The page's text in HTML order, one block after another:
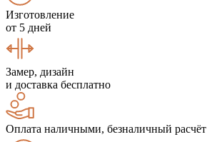
Изготовление
от 5 дней
Замер, дизайн
и доставка бесплатно
Оплата наличными, безналичный расчёт